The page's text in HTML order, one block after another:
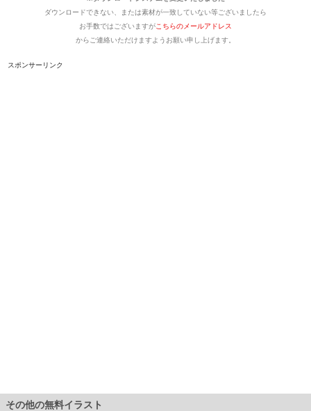
ダウンロードできない、または素材が一致していない等ございましたら
お手数ではございますがこちらのメールアドレス
からご連絡いただけますようお願い申し上げます。
スポンサーリンク
その他の無料イラスト